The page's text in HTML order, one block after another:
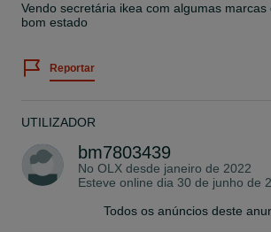
Vendo secretária ikea com algumas
bom estado
Reportar
UTILIZADOR
bm7803439
No OLX desde janeiro de 2022
Esteve online dia 30 de junho de
Todos os anúncios deste